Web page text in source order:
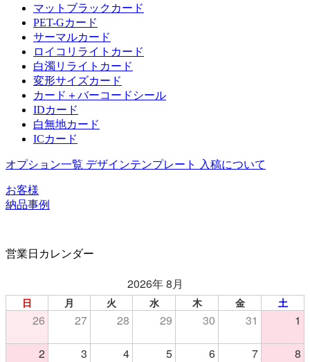
マットブラックカード
PET-Gカード
サーマルカード
ロイコリライトカード
白濁リライトカード
変形サイズカード
カード＋バーコードシール
IDカード
白無地カード
ICカード
オプション一覧 デザインテンプレート 入稿について
お客様
納品事例
営業日カレンダー
2026年 8月
日 月 火 水 木 金 土
26 27 28 29 30 31 1
2 3 4 5 6 7 8